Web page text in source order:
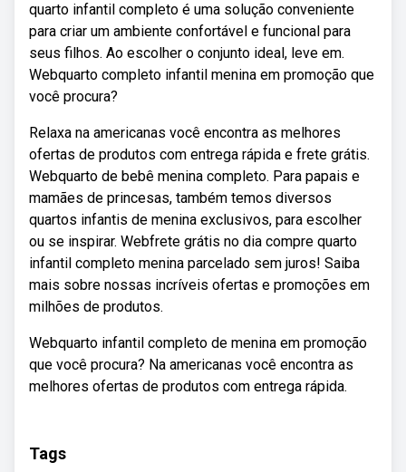
quarto infantil completo é uma solução conveniente
para criar um ambiente confortável e funcional para
seus filhos. Ao escolher o conjunto ideal, leve em.
Webquarto completo infantil menina em promoção que
você procura?
Relaxa na americanas você encontra as melhores
ofertas de produtos com entrega rápida e frete grátis.
Webquarto de bebê menina completo. Para papais e
mamães de princesas, também temos diversos
quartos infantis de menina exclusivos, para escolher
ou se inspirar. Webfrete grátis no dia compre quarto
infantil completo menina parcelado sem juros! Saiba
mais sobre nossas incríveis ofertas e promoções em
milhões de produtos.
Webquarto infantil completo de menina em promoção
que você procura? Na americanas você encontra as
melhores ofertas de produtos com entrega rápida.
Tags